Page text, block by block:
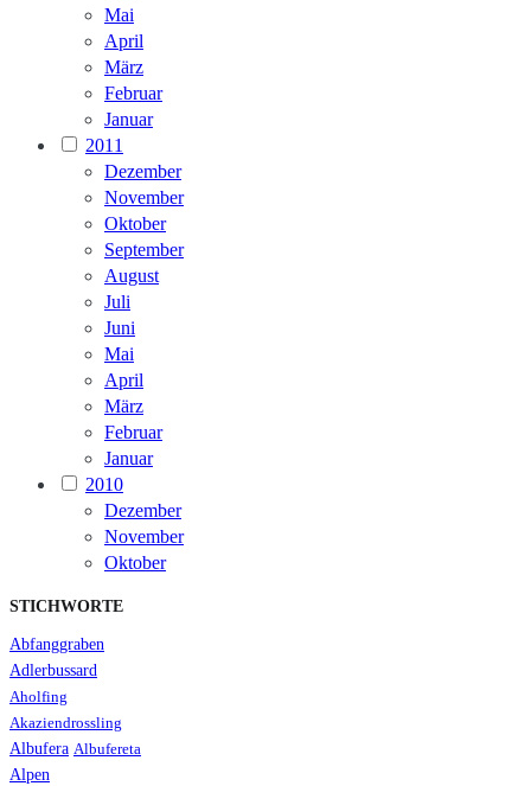
Mai
April
März
Februar
Januar
2011
Dezember
November
Oktober
September
August
Juli
Juni
Mai
April
März
Februar
Januar
2010
Dezember
November
Oktober
STICHWORTE
Abfanggraben
Adlerbussard
Aholfing
Akaziendrossling
Albufera Albufereta
Alpen